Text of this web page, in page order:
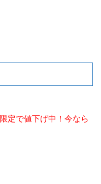
定で値下げ中！今なら